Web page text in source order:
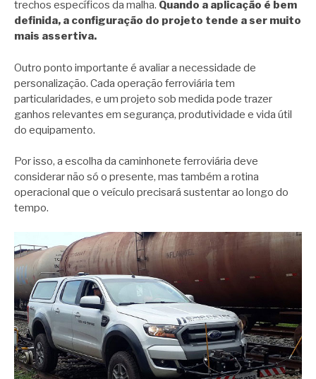
trechos específicos da malha. Quando a aplicação é bem
definida, a configuração do projeto tende a ser muito
mais assertiva.
Outro ponto importante é avaliar a necessidade de
personalização. Cada operação ferroviária tem
particularidades, e um projeto sob medida pode trazer
ganhos relevantes em segurança, produtividade e vida útil
do equipamento.
Por isso, a escolha da caminhonete ferroviária deve
considerar não só o presente, mas também a rotina
operacional que o veículo precisará sustentar ao longo do
tempo.